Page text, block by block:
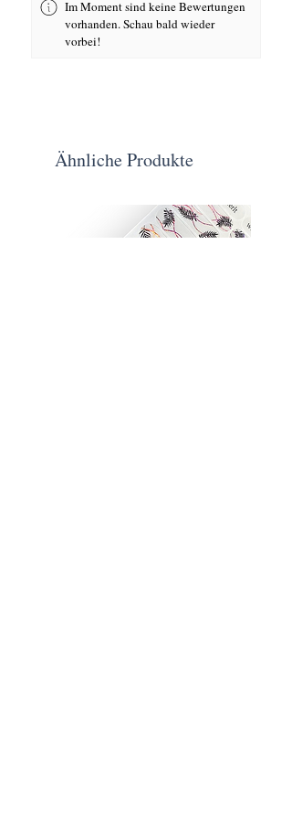
Im Moment sind keine Bewertungen
vorhanden. Schau bald wieder
vorbei!
Ähnliche Produkte